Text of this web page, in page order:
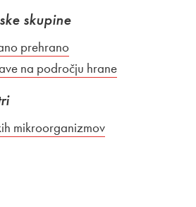
skupine
prehrano
na področju hrane
na
mikroorganizmov